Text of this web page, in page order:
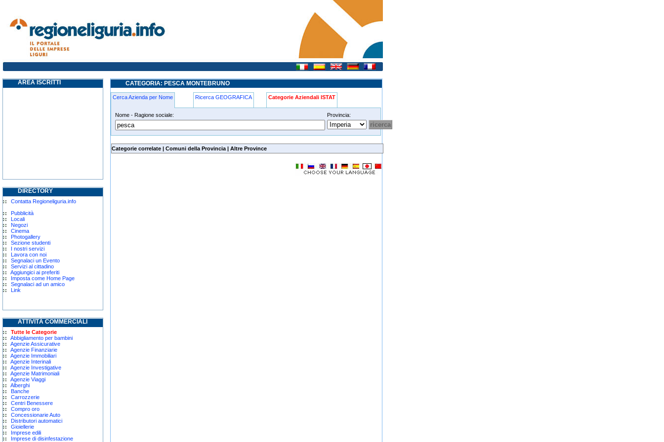
pesca montebruno
AREA ISCRITTI
DIRECTORY
Contatta Regioneliguria.info
Pubblicità
Locali
Negozi
Cinema
Photogallery
Sezione studenti
I nostri servizi
Lavora con noi
Segnalaci un Evento
Servizi al cittadino
Aggiungici ai preferiti
Imposta come Home Page
Segnalaci ad un amico
Link
ATTIVITÀ COMMERCIALI
Tutte le Categorie
Abbigliamento per bambini
Agenzie Assicurative
Agenzie Finanziarie
Agenzie Immobiliari
Agenzie Interinali
Agenzie Investigative
Agenzie Matrimoniali
Agenzie Viaggi
Alberghi
Banche
Carrozzerie
Centri Benessere
Compro oro
Concessionarie Auto
Distributori automatici
Gioiellerie
Imprese edili
Imprese di disinfestazione
CATEGORIA: PESCA MONTEBRUNO
Cerca Azienda per Nome Ricerca GEOGRAFICA Categorie Aziendali ISTAT
Nome - Ragione sociale: Provincia:
pesca montebruno
Categorie correlate | Comuni della Provincia | Altre Province